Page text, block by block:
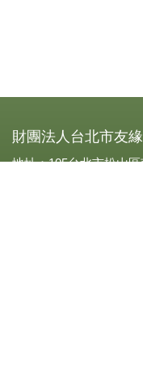
財團法人台北市友
地址：105台北市松山